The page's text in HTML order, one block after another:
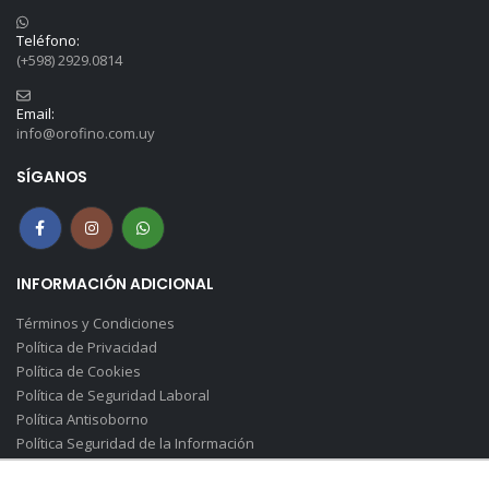
Teléfono:
(+598) 2929.0814
Email:
info@orofino.com.uy
SÍGANOS
INFORMACIÓN ADICIONAL
Términos y Condiciones
Política de Privacidad
Política de Cookies
Política de Seguridad Laboral
Política Antisoborno
Política Seguridad de la Información
Canal de Denuncias(Soborno)